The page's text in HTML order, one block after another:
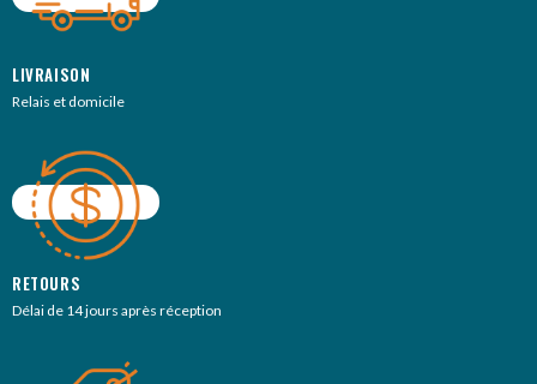
LIVRAISON
Relais et domicile
RETOURS
Délai de 14 jours après réception